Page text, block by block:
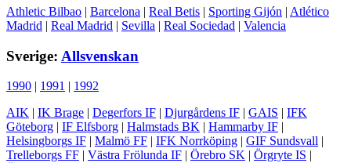
Athletic Bilbao | Barcelona | Real Betis | Sporting Gijón | Atlético
Madrid | Real Madrid | Sevilla | Real Sociedad | Valencia
Sverige: Allsvenskan
1990 | 1991 | 1992
AIK | IK Brage | Degerfors IF | Djurgårdens IF | GAIS | IFK
Göteborg | IF Elfsborg | Halmstads BK | Hammarby IF |
Helsingborgs IF | Malmö FF | IFK Norrköping | GIF Sundsvall |
Trelleborgs FF | Västra Frölunda IF | Örebro SK | Örgryte IS |